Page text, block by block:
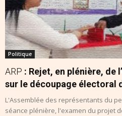
Politique
ARP : Rejet, en plénière, de
sur le découpage électoral
L'Assemblée des représentants du
séance plénière, l'examen du projet